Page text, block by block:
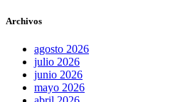
Archivos
agosto 2026
julio 2026
junio 2026
mayo 2026